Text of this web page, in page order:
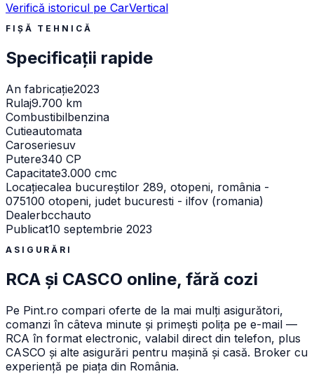
Verifică istoricul pe CarVertical
FIȘĂ TEHNICĂ
Specificații rapide
An fabricație2023
Rulaj9.700 km
Combustibilbenzina
Cutieautomata
Caroseriesuv
Putere340 CP
Capacitate3.000 cmc
Locațiecalea bucureștilor 289, otopeni, românia -
075100 otopeni, judet bucuresti - ilfov (romania)
Dealerbcchauto
Publicat10 septembrie 2023
ASIGURĂRI
RCA și CASCO online, fără cozi
Pe Pint.ro compari oferte de la mai mulți asigurători,
comanzi în câteva minute și primești polița pe e-mail —
RCA în format electronic, valabil direct din telefon, plus
CASCO și alte asigurări pentru mașină și casă. Broker cu
experiență pe piața din România.